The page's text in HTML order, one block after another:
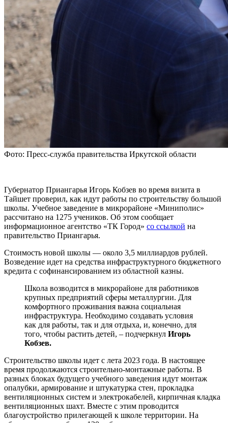
Фото: Пресс-служба правительства Иркутской области
Губернатор Приангарья Игорь Кобзев во время визита в
Тайшет проверил, как идут работы по строительству большой
школы. Учебное заведение в микрорайоне «Миниполис»
рассчитано на 1275 учеников. Об этом сообщает
информационное агентство «ТК Город» со ссылкой на
правительство Приангарья.
Стоимость новой школы — около 3,5 миллиардов рублей.
Возведение идет на средства инфраструктурного бюджетного
кредита с софинансированием из областной казны.
Школа возводится в микрорайоне для работников
крупных предприятий сферы металлургии. Для
комфортного проживания важна социальная
инфраструктура. Необходимо создавать условия
как для работы, так и для отдыха, и, конечно, для
того, чтобы растить детей, – подчеркнул Игорь
Кобзев.
Строительство школы идет с лета 2023 года. В настоящее
время продолжаются строительно-монтажные работы. В
разных блоках будущего учебного заведения идут монтаж
опалубки, армирование и штукатурка стен, прокладка
вентиляционных систем и электрокабелей, кирпичная кладка
вентиляционных шахт. Вместе с этим проводится
благоустройство прилегающей к школе территории. На